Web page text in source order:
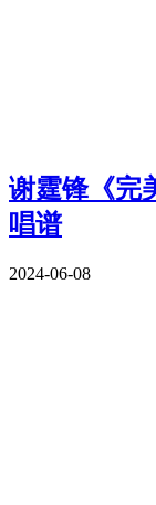
谢霆锋《完
唱谱
2024-06-08